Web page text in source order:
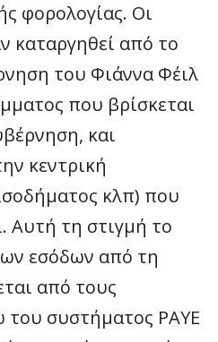
φορολογίας. Οι
καταργηθεί από το
του Φιάννα Φέιλ
που βρίσκεται
και
κεντρική
κλπ) που
Αυτή τη στιγμή το
εσόδων από τη
από τους
συστήματος PAYE